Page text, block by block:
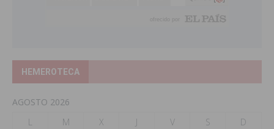
HEMEROTECA
AGOSTO 2026
L
M X J V S
D